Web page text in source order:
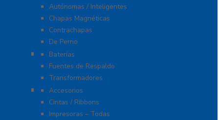
Autónomas / Inteligentes
Chapas Magnéticas
Contrachapas
De Perno
Fuentes de Alimentación
Baterías
Fuentes de Respaldo
Transformadores
Identificación y Credencialización
Accesorios
Cintas / Ribbons
Impresoras – Todas